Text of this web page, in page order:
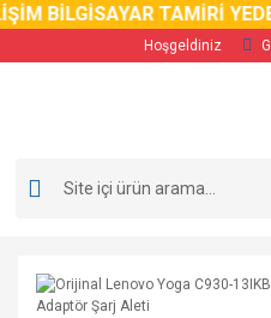
BİLGİSAYAR TAMİRİ
Hoşgeldiniz